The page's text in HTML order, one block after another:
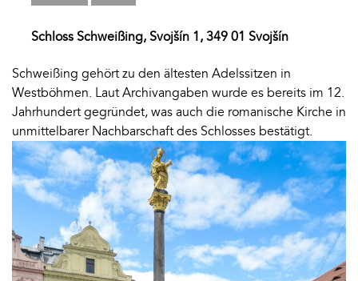
Schloss Schweißing, Svojšín 1, 349 01 Svojšín
Schweißing gehört zu den ältesten Adelssitzen in
Westböhmen. Laut Archivangaben wurde es bereits im 12.
Jahrhundert gegründet, was auch die romanische Kirche in
unmittelbarer Nachbarschaft des Schlosses bestätigt.